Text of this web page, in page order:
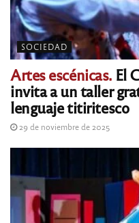
SOCIEDAD
Artes escénicas.El
invita a un taller
lenguaje titiritesco
29 de noviembre de 2025